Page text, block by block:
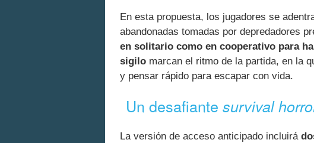
En esta propuesta, los jugadores se
abandonadas tomadas por depredadores
en solitario como en cooperativo para
sigilo marcan el ritmo de la partida, en la
y pensar rápido para escapar con vida.
Un desafiantesurvival
La versión de acceso anticipado incluirá